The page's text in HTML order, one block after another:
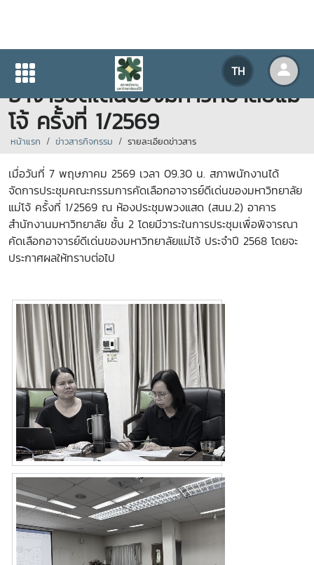
TH
การประชุมคณะกรรมการคัดเลือก
อาจารย์ดีเด่นของมหาวิทยาลัยแม่
โจ้ ครั้งที่ 1/2569
หน้าแรก ข่าวสารกิจกรรม รายละเอียดข่าวสาร
เมื่อวันที่ 7 พฤษภาคม 2569 เวลา 09.30 น. สภาพนักงานได้
จัดการประชุมคณะกรรมการคัดเลือกอาจารย์ดีเด่นของมหาวิทยาลัย
แม่โจ้ ครั้งที่ 1/2569 ณ ห้องประชุมพวงแสด (สนม.2) อาคาร
สำนักงานมหาวิทยาลัย ชั้น 2 โดยมีวาระในการประชุมเพื่อพิจารณา
คัดเลือกอาจารย์ดีเด่นของมหาวิทยาลัยแม่โจ้ ประจำปี 2568 โดยจะ
ประกาศผลให้ทราบต่อไป